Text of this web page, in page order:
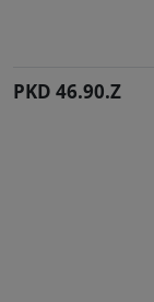
PKD 46.90.Z